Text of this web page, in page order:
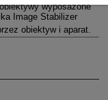
wyposażone
Image Stabilizer
obiektyw i aparat.